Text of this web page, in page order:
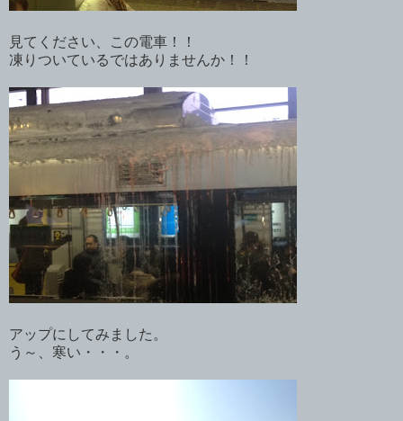
見てください、この電車！！
凍りついているではありませんか！！
アップにしてみました。
う～、寒い・・・。